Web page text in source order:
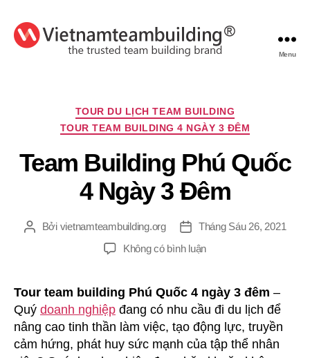
Menu
Chuyên
mục
TOUR DU LỊCH TEAM BUILDING
TOUR TEAM BUILDING 4 NGÀY 3 ĐÊM
Team Building Phú Quốc
4 Ngày 3 Đêm
TácBởi vietnamteambuilding.org
Ngày
đăng
Tháng Sáu 26, 2021
Không có bình luậnở
Phú
Quốc
4
Ngày
3
Tour team building Phú Quốc 4 ngày 3 đêm –
Quý doanh nghiệp đang có nhu cầu đi du lịch để
nâng cao tinh thần làm việc, tạo động lực, truyền
cảm hứng, phát huy sức mạnh của tập thể nhân